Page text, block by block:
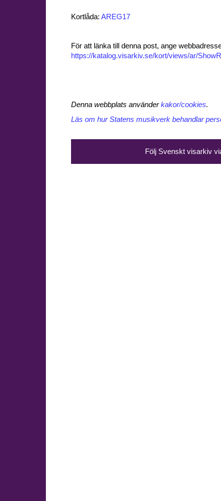
Kortlåda: AREG17
För att länka till denna post, ange
https://katalog.visarkiv.se/kort/views/ar/
Denna webbplats använderkakor/cookies.
Läs om hur Statens musikverk behandlar
Följ Svenskt visarkiv